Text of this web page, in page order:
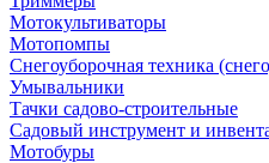
Мотокультиваторы
Мотопомпы
Снегоуборочная техника
Умывальники
Тачки садово-строительные
Садовый инструмент и
Мотобуры